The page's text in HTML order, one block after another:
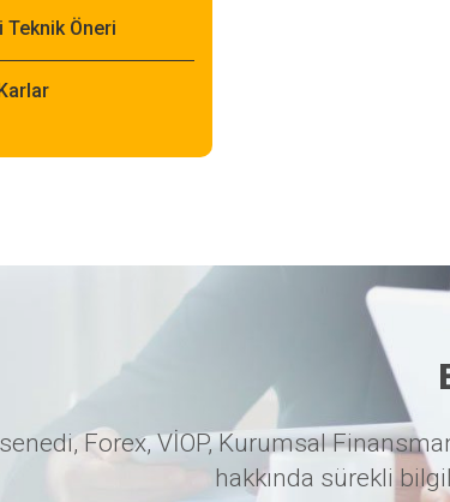
Teknik Öneri
Forex, VİOP, Kurumsal
hakkında sürekli